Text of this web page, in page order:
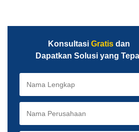
Konsultasi Gratisdan
Dapatkan Solusi yang